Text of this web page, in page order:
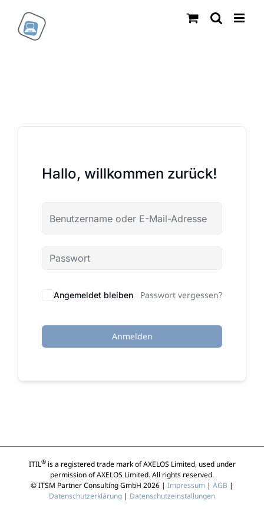
Inhalt
springen
Hallo, willkommen zurück!
Angemeldet bleiben Passwort vergessen?
Anmelden
ITIL®is a registered trade mark of AXELOS Limited, used under
permission of AXELOS Limited. All rights reserved.
© ITSM Partner Consulting GmbH 2026 | Impressum | AGB |
Datenschutzerklärung | Datenschutzeinstallungen